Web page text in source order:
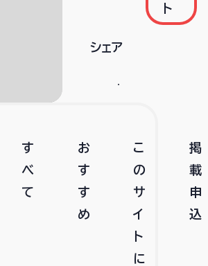
ト
シェア
す
べ
て
お
す
す
め
こ
の
サ
イ
ト
に
掲
載
申
込